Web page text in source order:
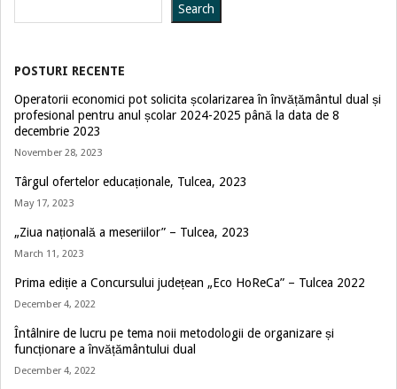
Search
POSTURI RECENTE
Operatorii economici pot solicita școlarizarea în învățământul dual și
profesional pentru anul școlar 2024-2025 până la data de 8
decembrie 2023
November 28, 2023
Târgul ofertelor educaționale, Tulcea, 2023
May 17, 2023
„Ziua națională a meseriilor” – Tulcea, 2023
March 11, 2023
Prima ediție a Concursului județean „Eco HoReCa” – Tulcea 2022
December 4, 2022
Întâlnire de lucru pe tema noii metodologii de organizare și
funcționare a învățământului dual
December 4, 2022